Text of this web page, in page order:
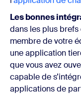
Les bonnes
dans les plus
membre de votre
une application
que vous avez
capable de
applications de